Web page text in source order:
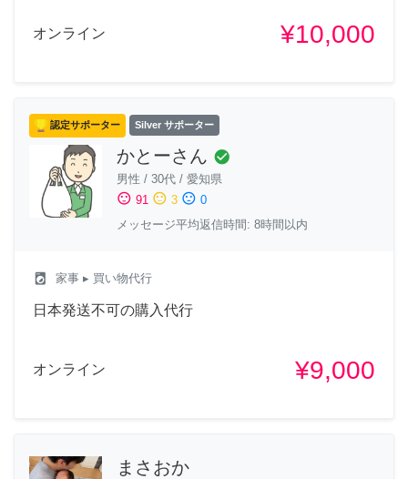
オンライン ¥10,000
認定サポーター Silver サポーター
かとーさん check_circle
男性 / 30代 / 愛知県
sentiment_satisfied 91 sentiment_neutral 3 sentiment_dissatisfied 0
メッセージ平均返信時間: 8時間以内
local_laundry_service 家事 ▸ 買い物代行
日本発送不可の購入代行
オンライン ¥9,000
まさおか